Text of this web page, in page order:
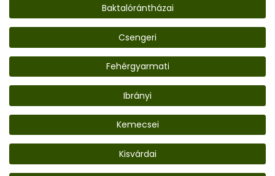
Baktalórántházai
Csengeri
Fehérgyarmati
Ibrányi
Kemecsei
Kisvárdai